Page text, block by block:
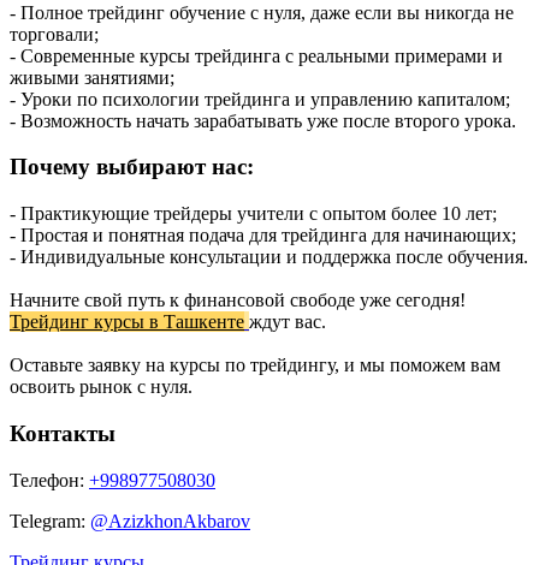
- Полное трейдинг обучение с нуля, даже если вы никогда не
торговали;
- Современные курсы трейдинга с реальными примерами и
живыми занятиями;
- Уроки по психологии трейдинга и управлению капиталом;
- Возможность начать зарабатывать уже после второго урока.
Почему выбирают нас:
- Практикующие трейдеры учители с опытом более 10 лет;
- Простая и понятная подача для трейдинга для начинающих;
- Индивидуальные консультации и поддержка после обучения.
Начните свой путь к финансовой свободе уже сегодня!
Трейдинг курсы в Ташкенте ждут вас.
Оставьте заявку на курсы по трейдингу, и мы поможем вам
освоить рынок с нуля.
Контакты
Телефон: +998977508030
Telegram: @AzizkhonAkbarov